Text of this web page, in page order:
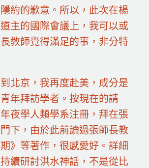
約的歉意。所以，此次在楊
主的國際會議上，我可以或
教師覺得滿足的事，非分特
北京，我再度赴美，成分是
年拜訪學者。按現在的請
夜學人類學系注冊，拜在張
下，由於此前讀過張師長教
》等著作，很感愛好。詳細
續研討洪水神話，不是從比